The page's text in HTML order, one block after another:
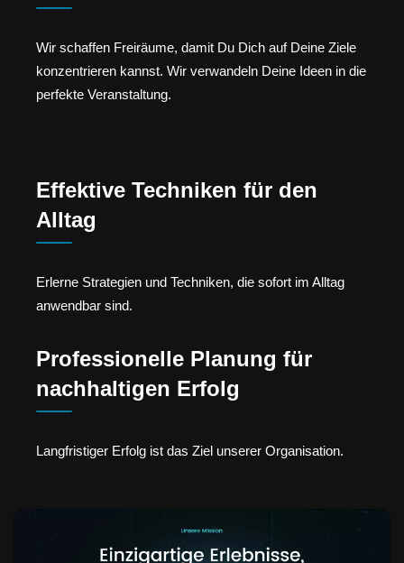
Wir schaffen Freiräume, damit Du Dich auf Deine Ziele
konzentrieren kannst. Wir verwandeln Deine Ideen in die
perfekte Veranstaltung.
Effektive Techniken für den
Alltag
Erlerne Strategien und Techniken, die sofort im Alltag
anwendbar sind.
Professionelle Planung für
nachhaltigen Erfolg
Langfristiger Erfolg ist das Ziel unserer Organisation.